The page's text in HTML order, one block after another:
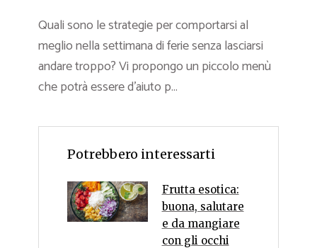
Quali sono le strategie per comportarsi al
meglio nella settimana di ferie senza lasciarsi
andare troppo? Vi propongo un piccolo menù
che potrà essere d’aiuto p...
Potrebbero interessarti
Frutta esotica:
buona, salutare
e da mangiare
con gli occhi